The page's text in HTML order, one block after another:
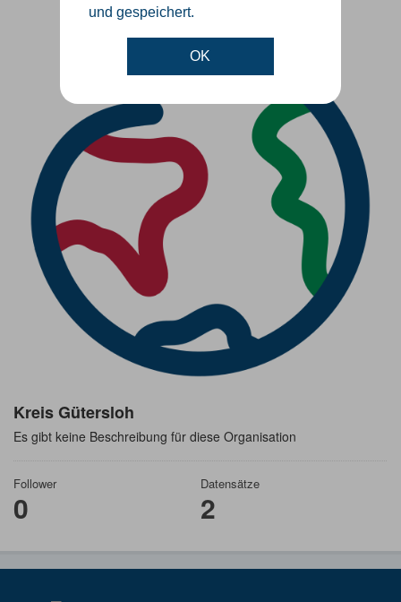
und gespeichert.
OK
Kreis Gütersloh
Es gibt keine Beschreibung für diese Organisation
Follower
0
Datensätze
2